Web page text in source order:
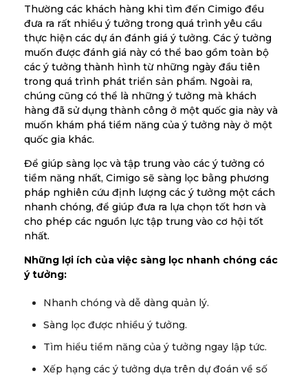
Thường các khách hàng khi tìm đến Cimigo đều
đưa ra rất nhiều ý tưởng trong quá trình yêu cầu
thực hiện các dự án đánh giá ý tưởng. Các ý tưởng
muốn được đánh giá này có thể bao gồm toàn bộ
các ý tưởng thành hình từ những ngày đầu tiên
trong quá trình phát triển sản phẩm. Ngoài ra,
chúng cũng có thể là những ý tưởng mà khách
hàng đã sử dụng thành công ở một quốc gia này và
muốn khám phá tiềm năng của ý tưởng này ở một
quốc gia khác.
Để giúp sàng lọc và tập trung vào các ý tưởng có
tiềm năng nhất, Cimigo sẽ sàng lọc bằng phương
pháp nghiên cứu định lượng các ý tưởng một cách
nhanh chóng, để giúp đưa ra lựa chọn tốt hơn và
cho phép các nguồn lực tập trung vào cơ hội tốt
nhất.
Những lợi ích của việc sàng lọc nhanh chóng các
ý tưởng:
Nhanh chóng và dễ dàng quản lý.
Sàng lọc được nhiều ý tưởng.
Tìm hiểu tiềm năng của ý tưởng ngay lập tức.
Xếp hạng các ý tưởng dựa trên dự đoán về số